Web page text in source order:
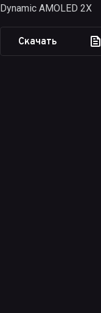
Dynamic AMOLED 2X
Скачать